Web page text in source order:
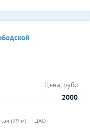
(99 м) ЦАО
Цена, руб.:
2000